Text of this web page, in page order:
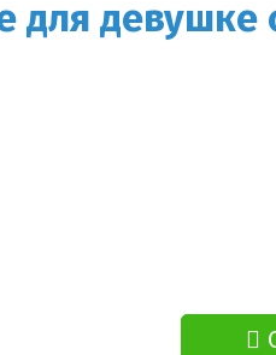
для девушке